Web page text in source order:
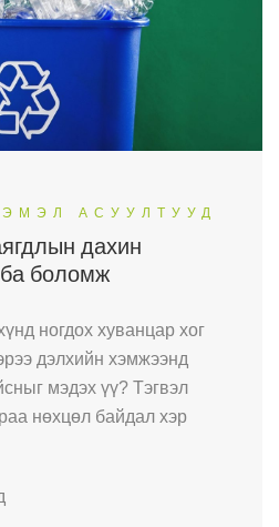
АСУУЛТУУД
дахин
боломж
ногдох хуванцар хог
дэлхийн хэмжээнд
мэдэх үү? Тэгвэл
нөхцөл байдал хэр